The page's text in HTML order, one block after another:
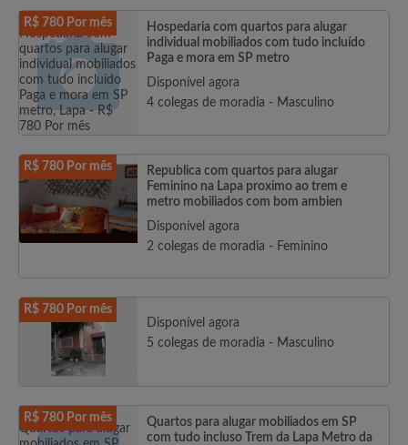
R$ 780 Por mês
Hospedaria com quartos para alugar
individual mobiliados com tudo incluído
Paga e mora em SP metro
Disponível agora
4 colegas de moradia - Masculino
R$ 780 Por mês
Republica com quartos para alugar
Feminino na Lapa proximo ao trem e
metro mobiliados com bom ambien
Disponível agora
2 colegas de moradia - Feminino
R$ 780 Por mês
Disponível agora
5 colegas de moradia - Masculino
R$ 780 Por mês
Quartos para alugar mobiliados em SP
com tudo incluso Trem da Lapa Metro da